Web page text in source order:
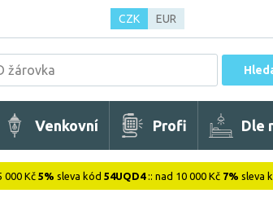
CZK EUR
Venkovní Profi Dle
000 Kč 5% sleva kód 54UQD4:: nad 10 000 Kč 7% sleva